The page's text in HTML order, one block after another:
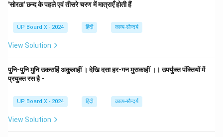
'सोरठा' छन्द के पहले एवं तीसरे चरण में मात्राएँ होती हैं
UP Board X - 2024 हिंदी काव्य-सौन्दर्य
View Solution
पुनि-पुनि मुनि उकसहिं अकुलाहीं । देखि दसा हर-गन मुसकाहीं ।। उपर्युक्त पंक्तियों में
प्रयुक्त रस है -
UP Board X - 2024 हिंदी काव्य-सौन्दर्य
View Solution